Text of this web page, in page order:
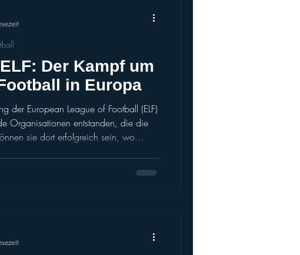
Teams unterstrichen. Eine verlässliche
Der Kampf um
in Europa
der European League of Football (ELF)
Organisationen entstanden, die die
sie dort erfolgreich sein, wo
konkurrieren darum, mit einer